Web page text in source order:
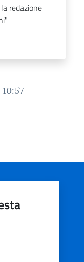
redazione